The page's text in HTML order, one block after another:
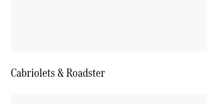
Cabriolets & Roadster